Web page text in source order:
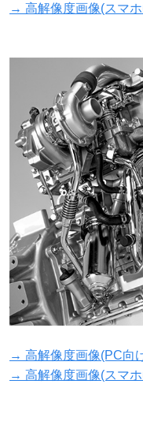
→ 高解像度画像(スマ
→ 高解像度画像(PC向
→ 高解像度画像(スマ